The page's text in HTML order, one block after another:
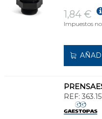
1,84 €
Impuestos
REF: